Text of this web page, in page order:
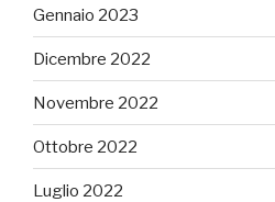
Gennaio 2023
Dicembre 2022
Novembre 2022
Ottobre 2022
Luglio 2022